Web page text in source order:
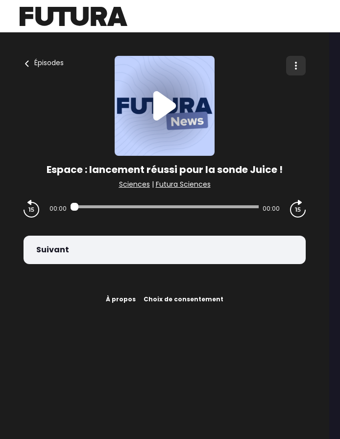
Épisodes
Espace : lancement réussi pour la sonde Juice !
Sciences | Futura Sciences
00:00 00:00
Suivant
À propos Choix de consentement